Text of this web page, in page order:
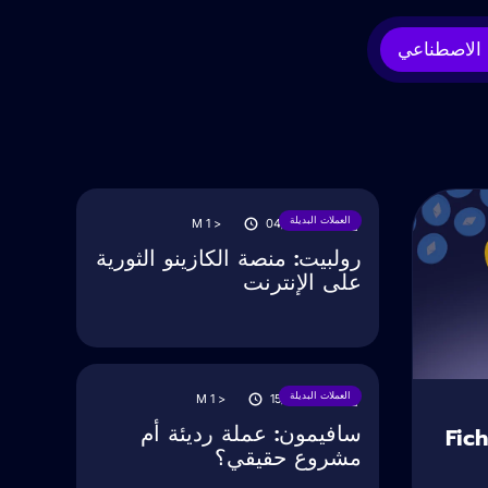
الاصطناعي
العملات البديلة
04/06/2023
< 1
M
رولبيت: منصة الكازينو الثورية
على الإنترنت
العملات البديلة
15/09/2022
< 1
M
سافيمون: عملة رديئة أم
مشروع حقيقي؟